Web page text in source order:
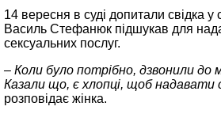
14 вересня в суді допитали свідка у
Василь Стефанюк підшукав для
сексуальних послуг.
– Коли було потрібно, дзвонили до
Казали що, є хлопці, щоб надавати
розповідає жінка.